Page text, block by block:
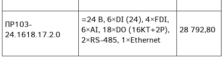
ПР103-
24.1618.17.2.0
=24 В, 6×DI (24), 4×FDI,
6×AI, 18×DO (16KT+2P),
2×RS-485, 1×Ethernet
28 792,80